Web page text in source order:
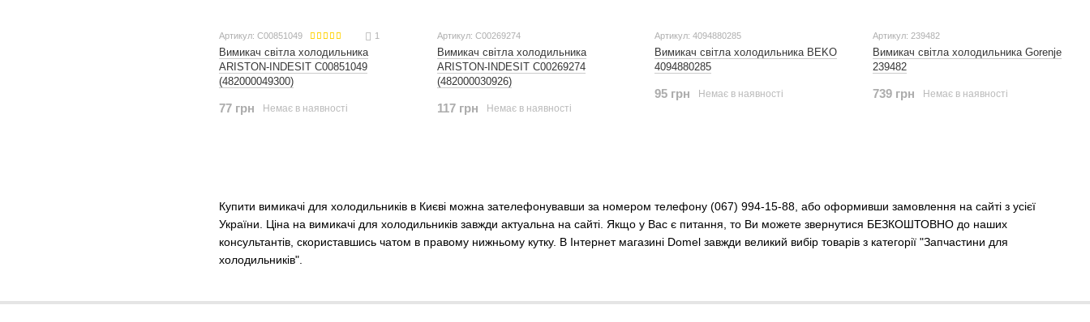
Купити вимикачі для холодильників в Києві можна зателефонувавши за номером телефону (067) 994-15-88, або оформивши замовлення на сайті з усієї
України. Ціна на вимикачі для холодильників завжди актуальна на сайті. Якщо у Вас є питання, то Ви можете звернутися БЕЗКОШТОВНО до наших
консультантів, скориставшись чатом в правому нижньому кутку. В Інтернет магазині Domel завжди великий вибір товарів з категорії "Запчастини для
холодильників".
Артикул: C00851049 1
Вимикач світла холодильника
ARISTON-INDESIT C00851049
(482000049300)
77 грн Немає в наявності
Артикул: C00269274
Вимикач світла холодильника
ARISTON-INDESIT C00269274
(482000030926)
117 грн Немає в наявності
Артикул: 4094880285
Вимикач світла холодильника BEKO
4094880285
95 грн Немає в наявності
Артикул: 239482
Вимикач світла холодильника Gorenje
239482
739 грн Немає в наявності